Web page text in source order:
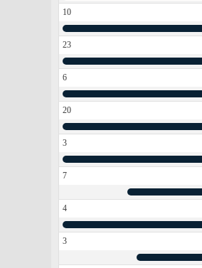
10
23
6
20
3
7
4
3